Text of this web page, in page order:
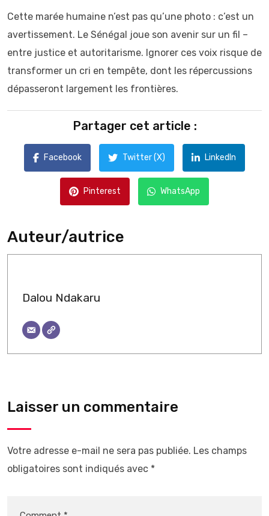
Cette marée humaine n’est pas qu’une photo : c’est un
avertissement. Le Sénégal joue son avenir sur un fil –
entre justice et autoritarisme. Ignorer ces voix risque de
transformer un cri en tempête, dont les répercussions
dépasseront largement les frontières.
Partager cet article :
Facebook Twitter (X) LinkedIn
Pinterest WhatsApp
Auteur/autrice
Dalou Ndakaru
Laisser un commentaire
Votre adresse e-mail ne sera pas publiée. Les champs
obligatoires sont indiqués avec *